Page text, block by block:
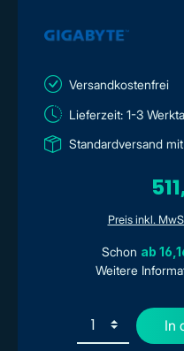
Versandkostenfrei
Lieferzeit: 1-3
Standardversand
Preis inkl.
Schon ab
Weitere
In